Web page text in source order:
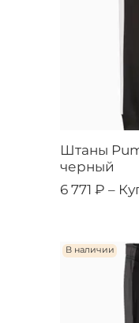
Штаны
черный
6 771 ₽ –
В наличии